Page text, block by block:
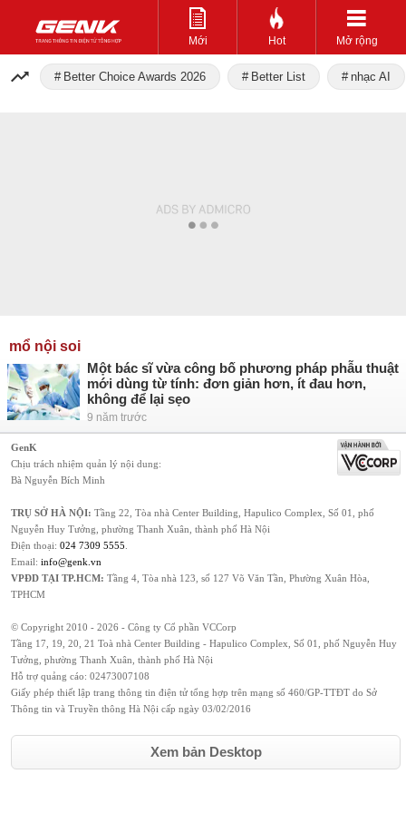
Mới Hot Mở rộng
Better Choice Awards 2026 Better List nhạc AI
mổ nội soi
Một bác sĩ vừa công bố phương pháp phẫu thuật
mới dùng từ tính: đơn giản hơn, ít đau hơn,
không để lại sẹo
9 năm trước
GenK
Chịu trách nhiệm quản lý nội dung:
Bà Nguyễn Bích Minh
TRỤ SỞ HÀ NỘI: Tầng 22, Tòa nhà Center Building, Hapulico Complex, Số 01, phố
Nguyễn Huy Tưởng, phường Thanh Xuân, thành phố Hà Nội
Điện thoại: 024 7309 5555
Email: info@genk.vn
VPĐD TẠI TP.HCM: Tầng 4, Tòa nhà 123, số 127 Võ Văn Tần, Phường Xuân Hòa,
TPHCM
© Copyright 2010 - 2026 - Công ty Cổ phần VCCorp
Tầng 17, 19, 20, 21 Toà nhà Center Building - Hapulico Complex, Số 01, phố Nguyễn Huy
Tưởng, phường Thanh Xuân, thành phố Hà Nội
Hỗ trợ quảng cáo: 02473007108
Giấy phép thiết lập trang thông tin điện tử tổng hợp trên mạng số 460/GP-TTĐT do Sở
Thông tin và Truyền thông Hà Nội cấp ngày 03/02/2016
Xem bản Desktop